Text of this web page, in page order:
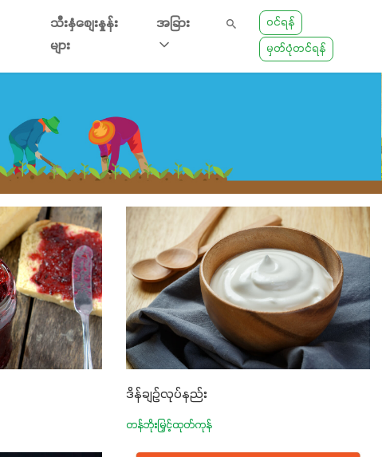
သီးနှံစျေးနှုန်း
များ
အခြား
ဝင်ရန်
မှတ်ပုံတင်ရန်
ဒိန်ချဉ်လုပ်နည်း
တန်ဘိုးမြှင့်ထုတ်ကုန်